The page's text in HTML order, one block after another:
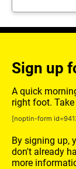
Sign up
A quick
right foot.
[noptin-form
By signing up,
don't already
more